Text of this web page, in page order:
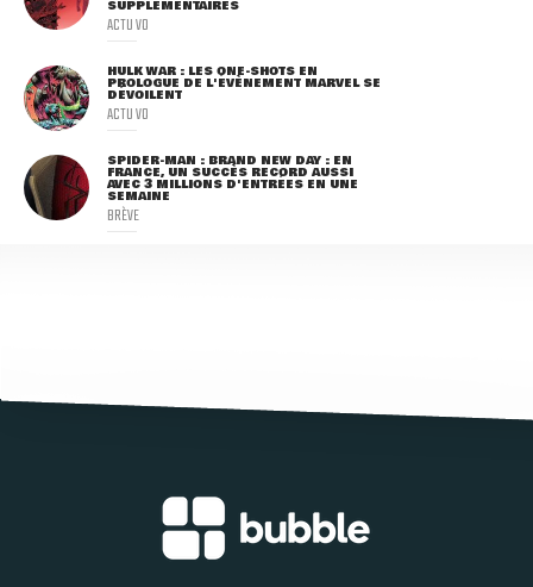
SUPPLÉMENTAIRES
ACTU VO
HULK WAR : LES ONE-SHOTS EN
PROLOGUE DE L'ÉVÈNEMENT MARVEL SE
DÉVOILENT
ACTU VO
SPIDER-MAN : BRAND NEW DAY : EN
FRANCE, UN SUCCÈS RECORD AUSSI
AVEC 3 MILLIONS D'ENTRÉES EN UNE
SEMAINE
BRÈVE